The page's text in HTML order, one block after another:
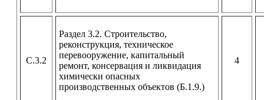
С.3.2
Раздел 3.2. Строительство,
реконструкция, техническое
перевооружение, капитальный
ремонт, консервация и ликвидация
химически опасных
производственных объектов (Б.1.9.)
4